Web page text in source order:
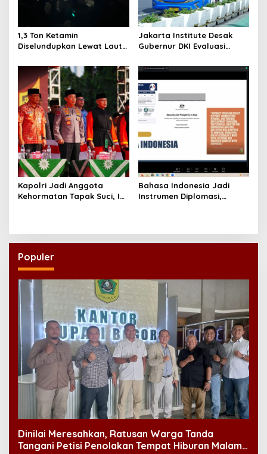
1,3 Ton Ketamin
Diselundupkan Lewat Laut
Ditangkap
Jakarta Institute Desak
Gubernur DKI Evaluasi
Penumpang Diturunkan
Kapolri Jadi Anggota
Kehormatan Tapak Suci, Ini
Bahasa Indonesia Jadi
Instrumen Diplomasi,
Populer
Dinilai Meresahkan, Ratusan Warga Tanda
Tangani Petisi Penolakan Tempat Hiburan Malam